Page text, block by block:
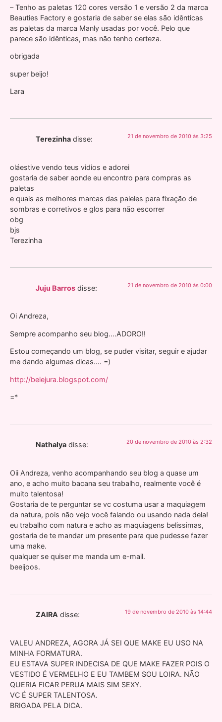
– Tenho as paletas 120 cores versão 1 e versão 2 da marca
Beauties Factory e gostaria de saber se elas são idênticas
as paletas da marca Manly usadas por você. Pelo que
parece são idênticas, mas não tenho certeza.
obrigada
super beijo!
Lara
Terezinha disse: 21 de novembro de 2010 às 3:25
oláestive vendo teus vidios e adorei
gostaria de saber aonde eu encontro para compras as
paletas
e quais as melhores marcas das paleles para fixação de
sombras e corretivos e glos para não escorrer
obg
bjs
Terezinha
Juju Barros disse: 21 de novembro de 2010 às 0:00
Oi Andreza,
Sempre acompanho seu blog….ADORO!!
Estou começando um blog, se puder visitar, seguir e ajudar
me dando algumas dicas…. =)
http://belejura.blogspot.com/
=*
Nathalya disse: 20 de novembro de 2010 às 2:32
Oii Andreza, venho acompanhando seu blog a quase um
ano, e acho muito bacana seu trabalho, realmente você é
muito talentosa!
Gostaria de te perguntar se vc costuma usar a maquiagem
da natura, pois não vejo você falando ou usando nada dela!
eu trabalho com natura e acho as maquiagens belissimas,
gostaria de te mandar um presente para que pudesse fazer
uma make.
qualquer se quiser me manda um e-mail.
beeijoos.
ZAIRA disse: 19 de novembro de 2010 às 14:44
VALEU ANDREZA, AGORA JÁ SEI QUE MAKE EU USO NA
MINHA FORMATURA.
EU ESTAVA SUPER INDECISA DE QUE MAKE FAZER POIS O
VESTIDO É VERMELHO E EU TAMBEM SOU LOIRA. NÃO
QUERIA FICAR PERUA MAIS SIM SEXY.
VC É SUPER TALENTOSA.
BRIGADA PELA DICA.